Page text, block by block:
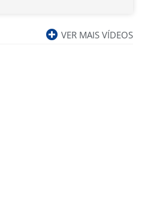
VER MAIS VÍDEOS